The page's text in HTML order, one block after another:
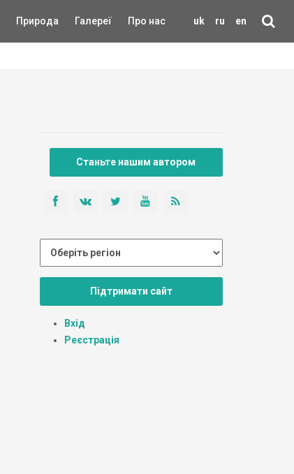
uk ru en
Природа Галереї Про нас
Станьте нашим автором
Підтримати сайт
Вхід
Реєстрація